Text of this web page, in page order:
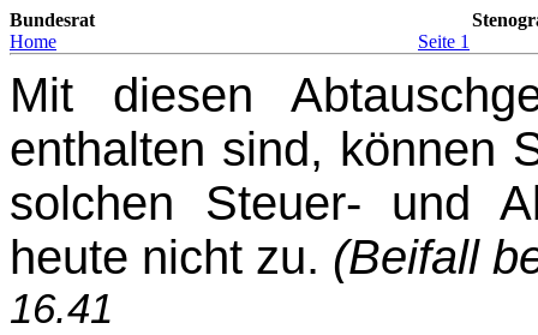
Bundesrat
Home
Seite 1
Mit diesen
enthalten sind, können
solchen Steuer- und
heute nicht zu. (Beifall
16.41